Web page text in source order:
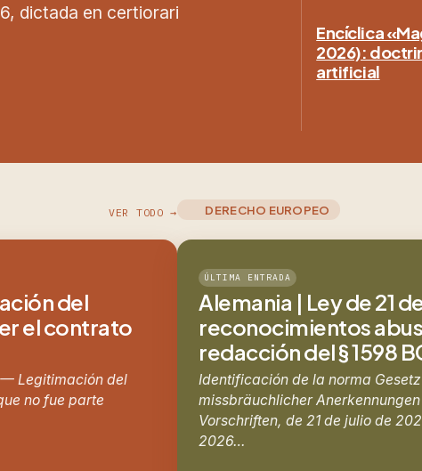
dictada en certiorari
Encíclica
2026):
artificial
VER TODO →
del
el contrato
— Legitimación del
no fue parte
DERECHO EUROPEO
ÚLTIMA ENTRADA
Alemania | Ley de 21
reconocimientos
redacción del § 1598
Identificación de la norma
missbräuchlicher
Vorschriften, de 21 de julio de
2026…